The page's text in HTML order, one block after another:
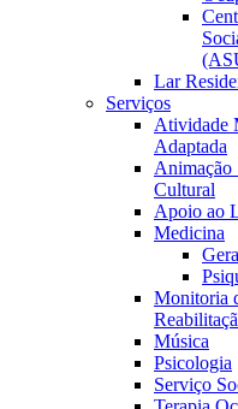
Lar
Serviços
Atividade
Adaptada
Animação
Cultural
Apoio ao
Medicina
Monitoria
Música
Psicologia
Serviço